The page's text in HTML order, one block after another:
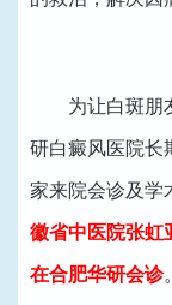
为让白斑朋友
研白癜风医院长
家来院会诊及学
徽省中医院张虹
在合肥华研会诊